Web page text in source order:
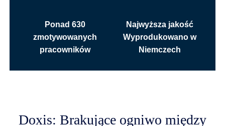
Ponad 630
zmotywowanych
pracowników
Najwyższa jakość
Wyprodukowano w
Niemczech
Doxis: Brakujące ogniwo między